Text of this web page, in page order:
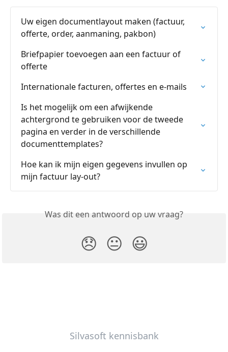
Uw eigen documentlayout maken (factuur,
offerte, order, aanmaning, pakbon)
Briefpapier toevoegen aan een factuur of
offerte
Internationale facturen, offertes en e-mails
Is het mogelijk om een afwijkende
achtergrond te gebruiken voor de tweede
pagina en verder in de verschillende
documenttemplates?
Hoe kan ik mijn eigen gegevens invullen op
mijn factuur lay-out?
Was dit een antwoord op uw vraag?
😞 😐 😃
Silvasoft kennisbank